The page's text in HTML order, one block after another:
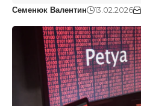
Семенюк Валентин 13.02.2026